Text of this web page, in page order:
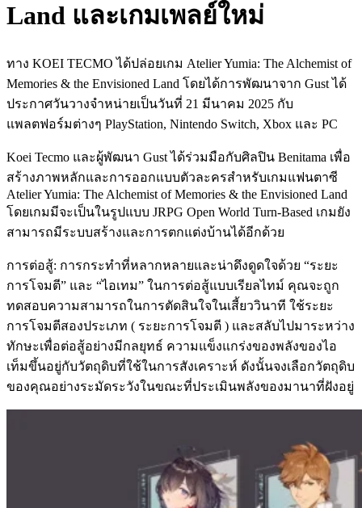
Land และเกมเพลย์ใหม่
ทาง KOEI TECMO ได้ปล่อยเกม Atelier Yumia: The Alchemist of
Memories & the Envisioned Land โดยได้การพัฒนาจาก Gust ได้
ประกาศวันวางจำหน่ายเป็นวันที่ 21 มีนาคม 2025 กับ
แพลตฟอร์มต่างๆ PlayStation, Nintendo Switch, Xbox และ PC​
Koei Tecmo และผู้พัฒนา Gust ได้ร่วมมือกับศิลปิน Benitama เพื่อ
สร้างภาพหลักและการออกแบบตัวละครสำหรับเกมแฟนตาซี
Atelier Yumia: The Alchemist of Memories & the Envisioned Land
โดยเกมมีจะเป็นในรูปแบบ JRPG Open World Turn-Based เกมยัง
สามารถมีระบบสร้างและการตกแต่งบ้านได้อีกด้วย
การต่อสู้: การกระทำที่หลากหลายและน่าดึงดูดใจด้วย “ระยะ
การโจมตี” และ “ไอเทม” ในการต่อสู้แบบเรียลไทม์ คุณจะถูก
ทดสอบความสามารถในการตัดสินใจในเสี้ยววินาที ใช้ระยะ
การโจมตีสองประเภท ( ระยะการโจมตี ) และสลับไปมาระหว่าง
ทักษะเพื่อต่อสู้อย่างมีกลยุทธ์ ความแข็งแกร่งของพลังของไอ
เท็มขึ้นอยู่กับวัตถุดิบที่ใช้ในการสังเคราะห์ ดังนั้นจงเลือกวัตถุดิบ
ของคุณอย่างระมัดระวังในขณะที่ประเมินพลังของมานาที่ฝังอยู่